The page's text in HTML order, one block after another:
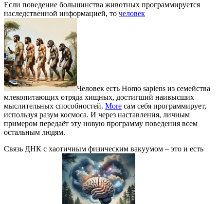
Если поведение большинства животных программируется
наследственной информацией, то человек
Человек есть Homo sapiens из семейства
млекопитающих отряда хищных, достигший наивысших
мыслительных способностей. More сам себя программирует,
используя разум космоса. И через наставления, личным
примером передаёт эту новую программу поведения всем
остальным людям.
Связь ДНК с хаотичным физическим вакуумом – это и есть